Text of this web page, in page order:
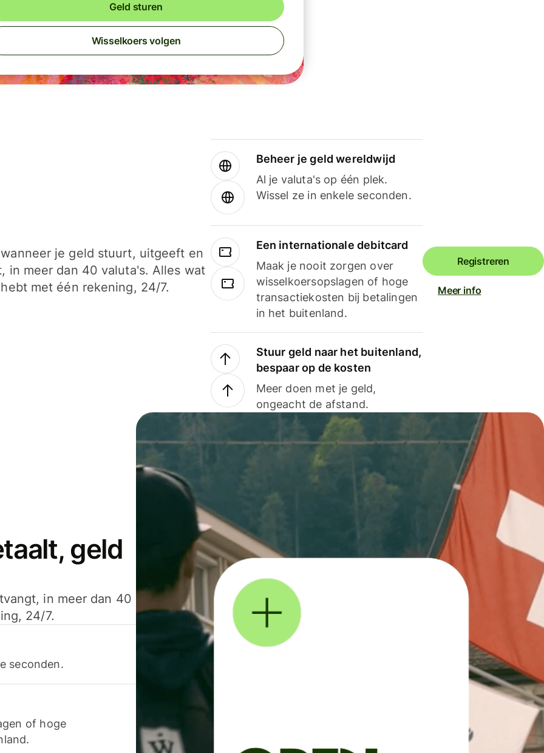
Geld sturen
Wisselkoers volgen
je geld stuurt, uitgeeft en
in meer dan 40 valuta's. Alles wat
met één rekening, 24/7.
Beheer je geld wereldwijd
Al je valuta's op één plek.
Wissel ze in enkele seconden.
Een internationale debitcard
Maak je nooit zorgen over
wisselkoersopslagen of hoge
transactiekosten bij betalingen
in het buitenland.
Stuur geld naar het buitenland,
bespaar op de kosten
Meer doen met je geld,
ongeacht de afstand.
Registreren
Meer info
geld
in meer dan 40
24/7.
seconden.
of hoge